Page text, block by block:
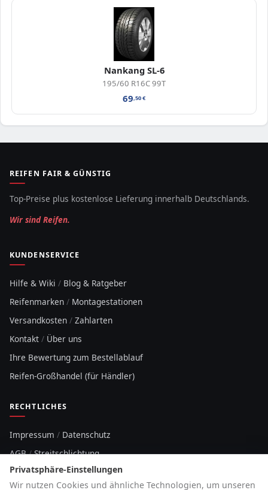
Nankang SL-6
195/60 R16C 99T
69,50€
REIFEN FAIR & GÜNSTIG
Top-Preise plus kostenlose Lieferung innerhalb Deutschlands.
Wir sind Reifen.
KUNDENSERVICE
Hilfe & Wiki / Blog & Ratgeber
Reifenmarken / Montagestationen
Versandkosten / Zahlarten
Kontakt / Über uns
Ihre Bewertung zum Bestellablauf
Reifen-Großhandel (für Händler)
RECHTLICHES
Impressum / Datenschutz
AGB/Streitschlichtung
Sitemap
Privatsphäre-Einstellungen
Wir nutzen Cookies und ähnliche Technologien, um unseren